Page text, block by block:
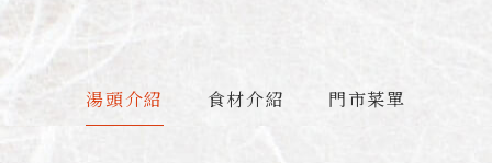
湯頭介紹 食材介紹 門市菜單